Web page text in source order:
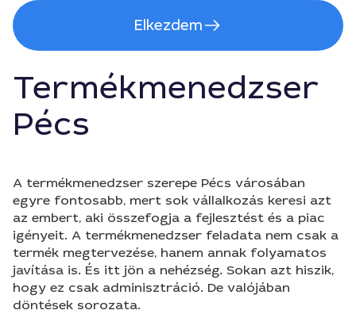
Elkezdem
Termékmenedzser
Pécs
A termékmenedzser szerepe Pécs városában
egyre fontosabb, mert sok vállalkozás keresi azt
az embert, aki összefogja a fejlesztést és a piac
igényeit. A termékmenedzser feladata nem csak a
termék megtervezése, hanem annak folyamatos
javítása is. És itt jön a nehézség. Sokan azt hiszik,
hogy ez csak adminisztráció. De valójában
döntések sorozata.